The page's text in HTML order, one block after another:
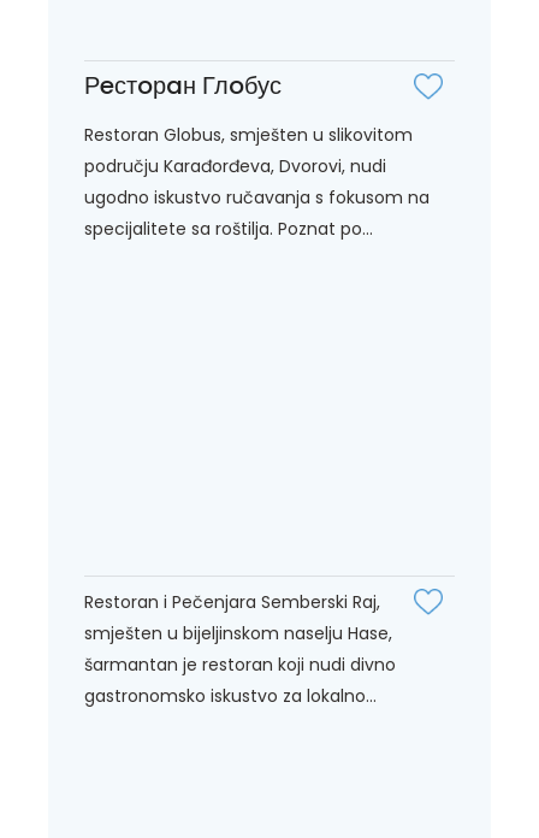
Рeстoрaн Глoбус
Restoran Globus, smješten u slikovitom
području Karađorđeva, Dvorovi, nudi
ugodno iskustvo ručavanja s fokusom na
specijalitete sa roštilja. Poznat po...
Restoran i Pečenjara Semberski Raj,
smješten u bijeljinskom naselju Hase,
šarmantan je restoran koji nudi divno
gastronomsko iskustvo za lokalno...